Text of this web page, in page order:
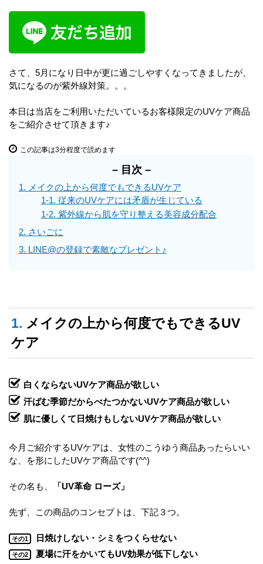
さて、5月になり日中が更に過ごしやすくなってきましたが、
気になるのが紫外線対策。。。
本日は当店をご利用いただいているお客様限定のUVケア商品
をご紹介させて頂きます♪
この記事は3分程度で読めます
– 目次 –
1. メイクの上から何度でもできるUVケア
1‐1. 従来のUVケアには矛盾が生じている
1‐2. 紫外線から肌を守り整える美容成分配合
2. さいごに
3. LINE@の登録で素敵なプレゼント♪
1. メイクの上から何度でもできるUV
ケア
白くならないUVケア商品が欲しい
汗ばむ季節だからべたつかないUVケア商品が欲しい
肌に優しくて日焼けもしないUVケア商品が欲しい
今月ご紹介するUVケアは、女性のこうゆう商品あったらいい
な、を形にしたUVケア商品です(^^)
その名も、 「UV革命 ローズ」
先ず、この商品のコンセプトは、下記３つ。
その1 日焼けしない・シミをつくらせない
その2 夏場に汗をかいてもUV効果が低下しない